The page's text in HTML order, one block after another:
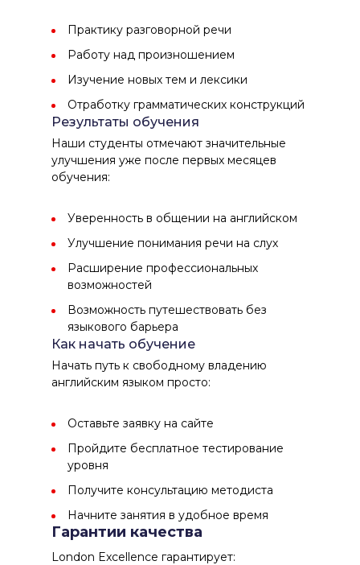
Практику разговорной речи
Работу над произношением
Изучение новых тем и лексики
Отработку грамматических конструкций
Результаты обучения
Наши студенты отмечают значительные
улучшения уже после первых месяцев
обучения:
Уверенность в общении на английском
Улучшение понимания речи на слух
Расширение профессиональных
возможностей
Возможность путешествовать без
языкового барьера
Как начать обучение
Начать путь к свободному владению
английским языком просто:
Оставьте заявку на сайте
Пройдите бесплатное тестирование
уровня
Получите консультацию методиста
Начните занятия в удобное время
Гарантии качества
London Excellence гарантирует: